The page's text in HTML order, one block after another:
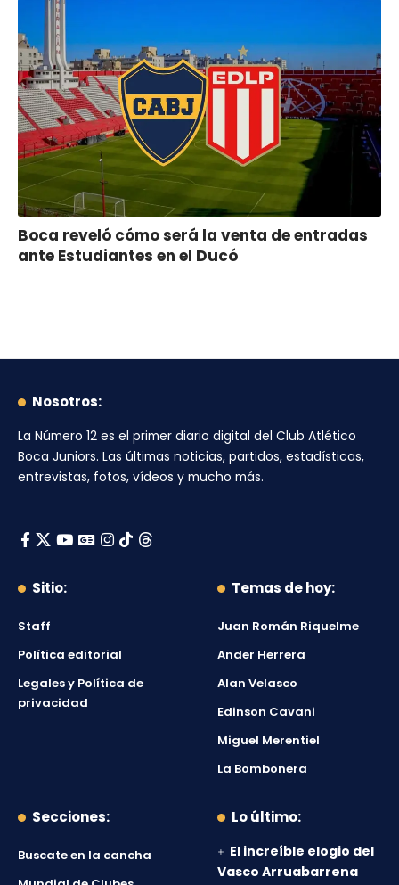
Boca reveló cómo será la venta de entradas
ante Estudiantes en el Ducó
Nosotros:
La Número 12 es el primer diario digital del Club Atlético
Boca Juniors. Las últimas noticias, partidos, estadísticas,
entrevistas, fotos, vídeos y mucho más.
Sitio:
Staff
Política editorial
Legales y Política de
privacidad
Temas de hoy:
Juan Román Riquelme
Ander Herrera
Alan Velasco
Edinson Cavani
Miguel Merentiel
La Bombonera
Secciones:
Buscate en la cancha
Lo último:
El increíble elogio del
Vasco Arruabarrena